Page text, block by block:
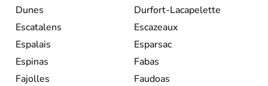
Dunes
Durfort-Lacapelette
Escatalens
Escazeaux
Espalais
Esparsac
Espinas
Fabas
Fajolles
Faudoas